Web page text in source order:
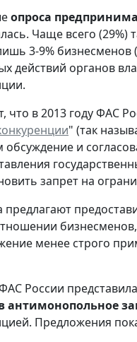
опроса
Чаще всего
3-9%
действий органов
в 2013 году ФАС
" (так
и
запрет на
предлагают
менее строго
России
антимонопольное
Предложения